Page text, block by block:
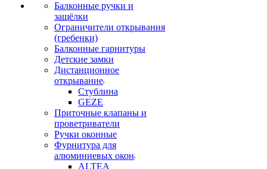
Балконные ручки и
защёлки
Ограничители открывания
(гребенки)
Балконные гарнитуры
Детские замки
Дистанционное
открывание
Стублина
GEZE
Приточные клапаны и
проветриватели
Ручки оконные
Фурнитура для
алюминиевых окон
ALTEA